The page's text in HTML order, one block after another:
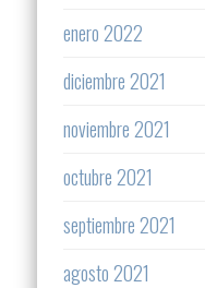
enero 2022
diciembre 2021
noviembre 2021
octubre 2021
septiembre 2021
agosto 2021